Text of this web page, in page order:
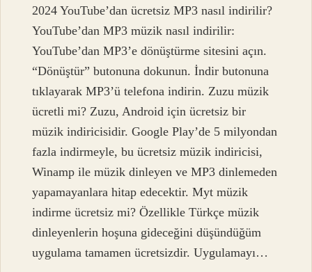
2024 YouTube’dan ücretsiz MP3 nasıl indirilir?
YouTube’dan MP3 müzik nasıl indirilir:
YouTube’dan MP3’e dönüştürme sitesini açın.
“Dönüştür” butonuna dokunun. İndir butonuna
tıklayarak MP3’ü telefona indirin. Zuzu müzik
ücretli mi? Zuzu, Android için ücretsiz bir
müzik indiricisidir. Google Play’de 5 milyondan
fazla indirmeyle, bu ücretsiz müzik indiricisi,
Winamp ile müzik dinleyen ve MP3 dinlemeden
yapamayanlara hitap edecektir. Myt müzik
indirme ücretsiz mi? Özellikle Türkçe müzik
dinleyenlerin hoşuna gideceğini düşündüğüm
uygulama tamamen ücretsizdir. Uygulamayı…